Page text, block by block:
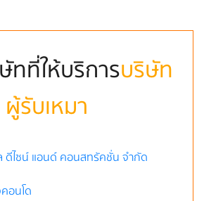
ทที่ให้บริการบริษัท
ผู้รับเหมา
ดีไซน์ แอนด์ คอนสทรัคชั่น จำกัด
อนโด